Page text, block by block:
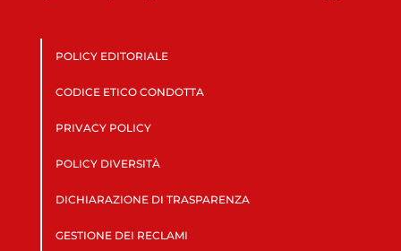
POLICY EDITORIALE
CODICE ETICO CONDOTTA
PRIVACY POLICY
POLICY DIVERSITÀ
DICHIARAZIONE DI TRASPARENZA
GESTIONE DEI RECLAMI